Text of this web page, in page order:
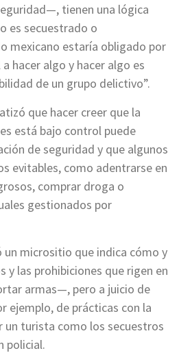
tienen una lógica
es secuestrado o
mexicano estaría obligado por
hacer algo y hacer algo es
de un grupo delictivo”.
que hacer creer que la
está bajo control puede
de seguridad y que algunos
evitables, como adentrarse en
comprar droga o
gestionados por
un micrositio que indica cómo y
y las prohibiciones que rigen en
armas—, pero a juicio de
ejemplo, de prácticas con la
un turista como los secuestros
policial.